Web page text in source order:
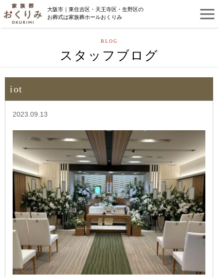
大阪市｜東住吉区・天王寺区・生野区の
お葬式は家族葬ホールおくりみ
BLOG
スタッフブログ
iot
2023.09.13